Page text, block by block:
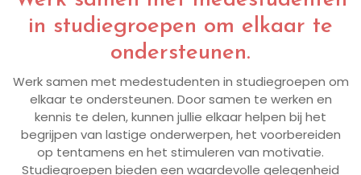
in studiegroepen om elkaar te
ondersteunen.
Werk samen met medestudenten in studiegroepen om
elkaar te ondersteunen. Door samen te werken en
kennis te delen, kunnen jullie elkaar helpen bij het
begrijpen van lastige onderwerpen, het voorbereiden
op tentamens en het stimuleren van motivatie.
Studiegroepen bieden een waardevolle gelegenheid